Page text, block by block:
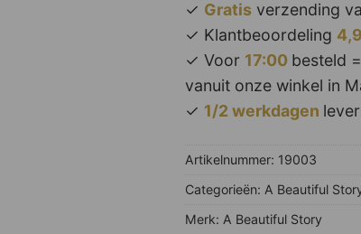
✓ Gratisverzending
✓ Klantbeoordeling
✓ Voor 17:00 besteld =
vanuit onze winkel in
✓ 1/2 werkdagen
Artikelnummer: 19003
Categorieën: A Beautiful
Merk: A Beautiful Story